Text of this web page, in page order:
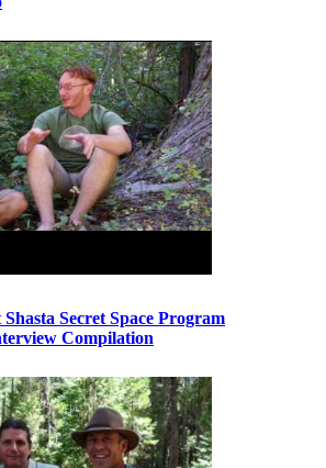
Secret Space Program
Compilation